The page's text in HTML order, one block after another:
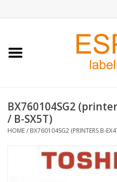
Home
Retail
Horeca & Food
BX760104SG2
/ B-SX5T)
HOME/ BX760104SG2 (PRINTERS B-